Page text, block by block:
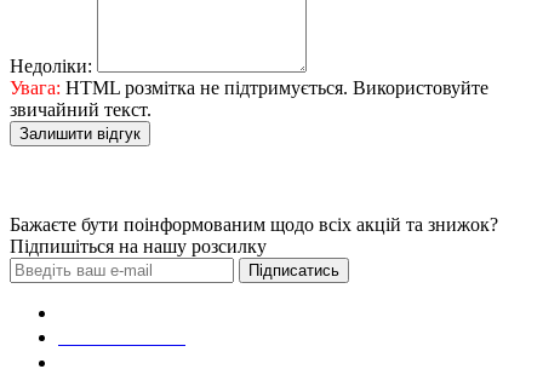
Недоліки:
Увага: HTML розмітка не підтримується. Використовуйте
звичайний текст.
Залишити відгук
Бажаєте бути поінформованим щодо всіх акцій та знижок?
Підпишіться на нашу розсилку
Підписатись